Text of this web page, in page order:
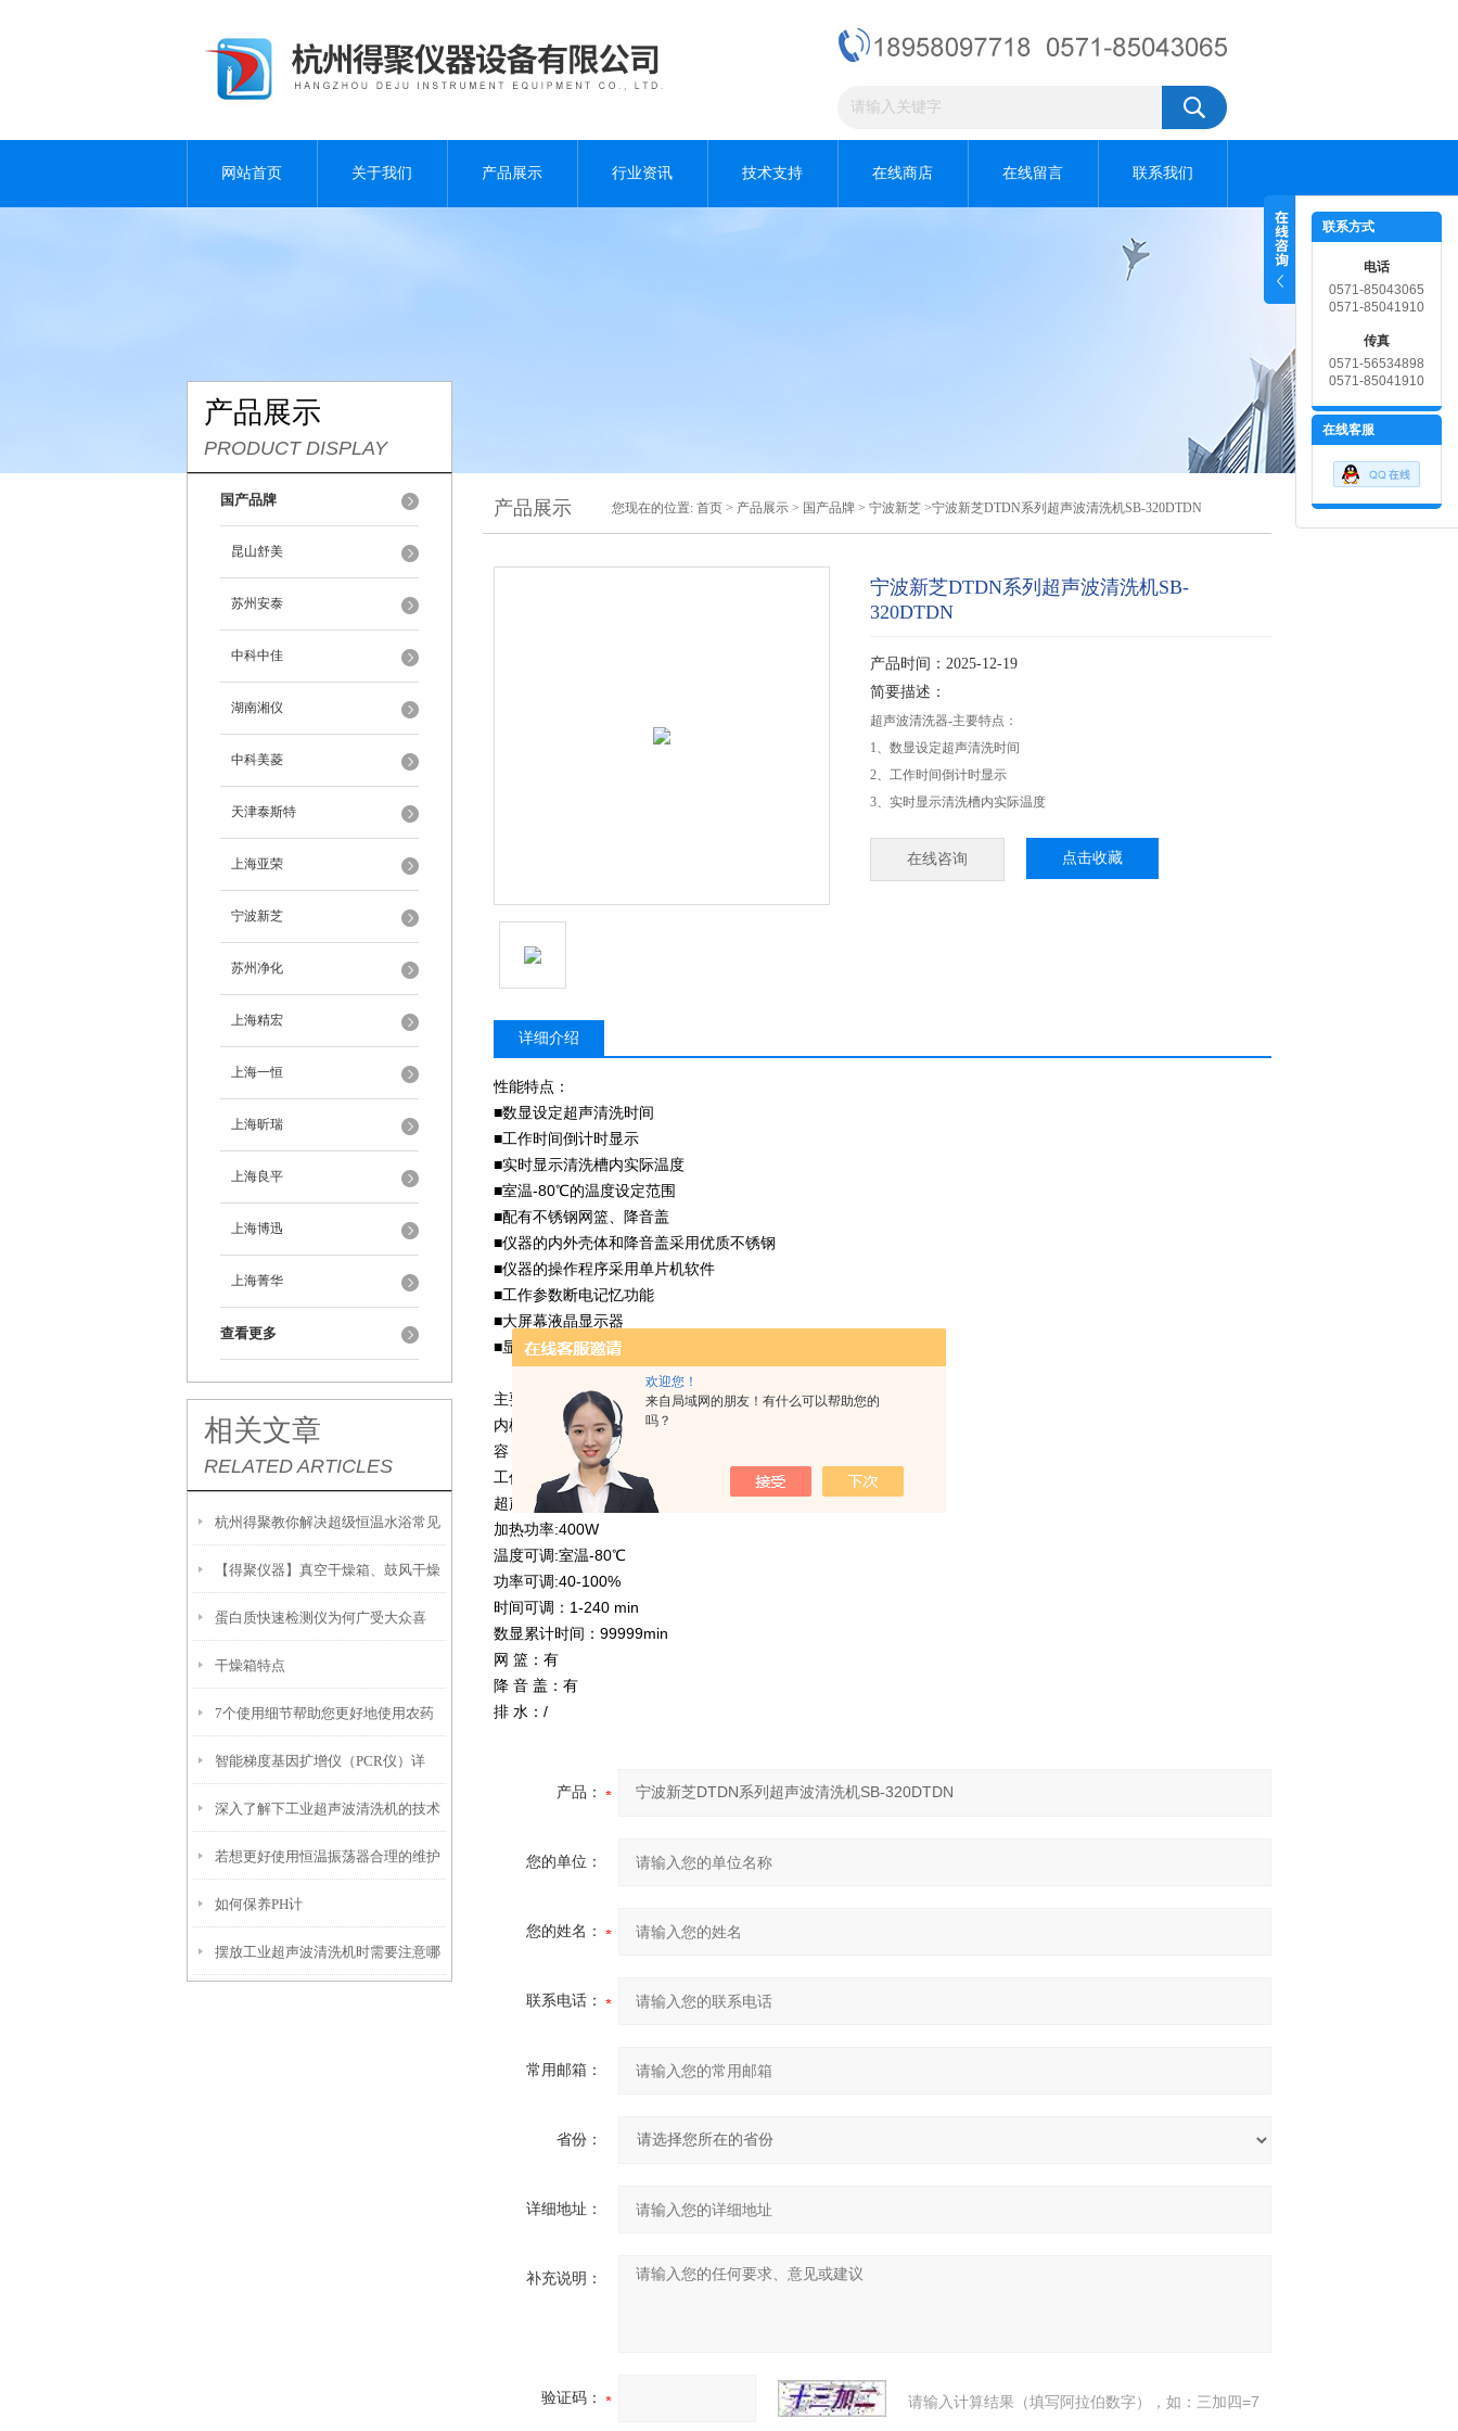
欢迎您！
来自局域网的朋友！有什么可以帮助您的
吗？
网站首页 关于我们 产品展示 行业资讯 技术支持 在线商店 在线留言 联系我们
产品展示
PRODUCT DISPLAY
国产品牌
昆山舒美
苏州安泰
中科中佳
湖南湘仪
中科美菱
天津泰斯特
上海亚荣
宁波新芝
苏州净化
上海精宏
上海一恒
上海昕瑞
上海良平
上海博迅
上海菁华
查看更多
相关文章
RELATED ARTICLES
杭州得聚教你解决超级恒温水浴常见
故障
【得聚仪器】真空干燥箱、鼓风干燥
箱和干热灭菌箱的比较
蛋白质快速检测仪为何广受大众喜
爱？
干燥箱特点
7个使用细节帮助您更好地使用农药
残留检测仪
智能梯度基因扩增仪（PCR仪）详
解：核心优势、应用场景及科学选购
指南
深入了解下工业超声波清洗机的技术
原理
若想更好使用恒温振荡器合理的维护
方法很重要
如何保养PH计
摆放工业超声波清洗机时需要注意哪
产品展示 您现在的位置: 首页 > 产品展示 > 国产品牌 > 宁波新芝 >宁波新芝DTDN系列超声波清洗机SB-320DTDN
宁波新芝DTDN系列超声波清洗机SB-
320DTDN
产品时间：2025-12-19
简要描述：
超声波清洗器-主要特点：
1、数显设定超声清洗时间
2、工作时间倒计时显示
3、实时显示清洗槽内实际温度
在线咨询 点击收藏
详细介绍
性能特点：
■数显设定超声清洗时间
■工作时间倒计时显示
■实时显示清洗槽内实际温度
■室温-80℃的温度设定范围
■配有不锈钢网篮、降音盖
■仪器的内外壳体和降音盖采用优质不锈钢
■仪器的操作程序采用单片机软件
■工作参数断电记忆功能
■大屏幕液晶显示器
■显示器上菜单参数选择
主要技术参数：
内槽尺寸：300×155×150mm
容 量：6L
工作频率：40KHz
超声功率：180W
加热功率:400W
温度可调:室温-80℃
功率可调:40-100%
时间可调：1-240 min
数显累计时间：99999min
网 篮：有
降 音 盖：有
排 水：/
产品：
您的单位：
您的姓名：
联系电话：
常用邮箱：
省份：
详细地址：
补充说明：
验证码： 请输入计算结果（填写阿拉伯数字），如：三加四=7
联系方式
电话
0571-85043065
0571-85041910
传真
0571-56534898
0571-85041910
在线客服